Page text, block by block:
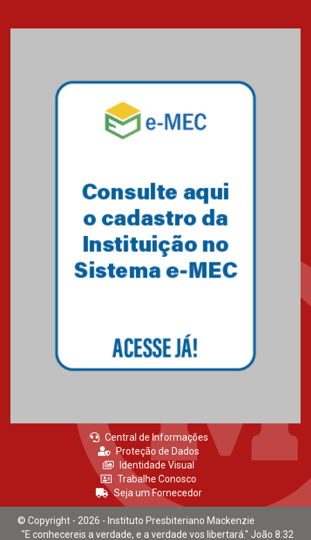
Mackenzie mobiliza campanha
solidária para apoiar famílias em
Minas Gerais
Primeiro culto do ano ressalta o
27.02.2026
Central de Informações
Proteção de Dados
Identidade Visual
Trabalhe Conosco
Seja um Fornecedor
© Copyright - 2026 - Instituto Presbiteriano Mackenzie
"E conhecereis a verdade, e a verdade vos libertará." João 8:32